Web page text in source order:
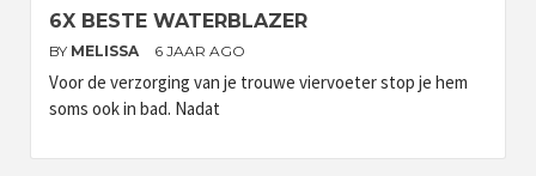
6X BESTE WATERBLAZER
BY MELISSA 6 JAAR AGO
Voor de verzorging van je trouwe viervoeter stop je hem
soms ook in bad. Nadat